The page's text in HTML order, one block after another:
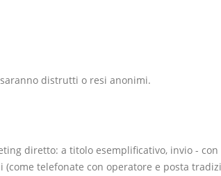
distrutti o resi anonimi.
diretto: a titolo esemplificativo, invio -
telefonate con operatore e posta